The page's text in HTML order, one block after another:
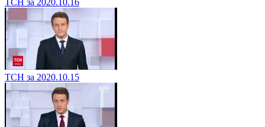
ТСН за 2020.10.15